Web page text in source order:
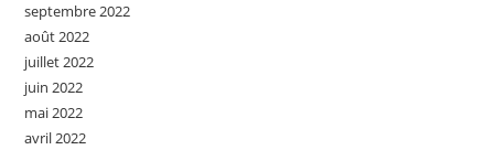
septembre 2022
août 2022
juillet 2022
juin 2022
mai 2022
avril 2022